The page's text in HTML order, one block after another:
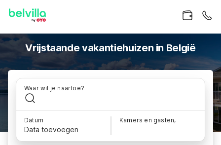
Vrijstaande vakantiehuizen in België
Waar wil je naartoe?
Datum
Data toevoegen
Kamers en gasten,